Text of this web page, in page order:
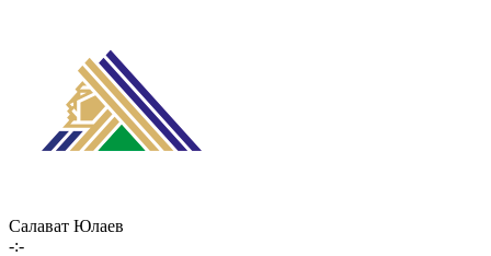
Салават Юлаев
-:-